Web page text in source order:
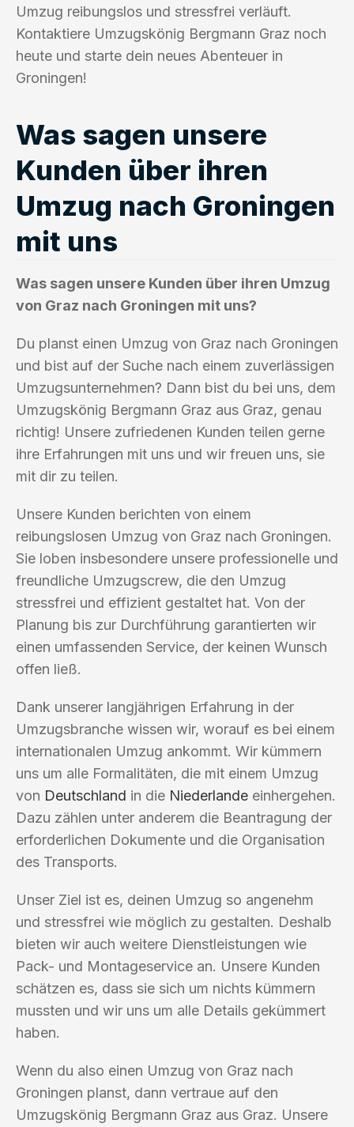
Umzug reibungslos und stressfrei verläuft.
Kontaktiere Umzugskönig Bergmann Graz noch
heute und starte dein neues Abenteuer in
Groningen!
Was sagen unsere
Kunden über ihren
Umzug nach Groningen
mit uns
Was sagen unsere Kunden über ihren Umzug
von Graz nach Groningen mit uns?
Du planst einen Umzug von Graz nach Groningen
und bist auf der Suche nach einem zuverlässigen
Umzugsunternehmen? Dann bist du bei uns, dem
Umzugskönig Bergmann Graz aus Graz, genau
richtig! Unsere zufriedenen Kunden teilen gerne
ihre Erfahrungen mit uns und wir freuen uns, sie
mit dir zu teilen.
Unsere Kunden berichten von einem
reibungslosen Umzug von Graz nach Groningen.
Sie loben insbesondere unsere professionelle und
freundliche Umzugscrew, die den Umzug
stressfrei und effizient gestaltet hat. Von der
Planung bis zur Durchführung garantierten wir
einen umfassenden Service, der keinen Wunsch
offen ließ.
Dank unserer langjährigen Erfahrung in der
Umzugsbranche wissen wir, worauf es bei einem
internationalen Umzug ankommt. Wir kümmern
uns um alle Formalitäten, die mit einem Umzug
von Deutschland in die Niederlande einhergehen.
Dazu zählen unter anderem die Beantragung der
erforderlichen Dokumente und die Organisation
des Transports.
Unser Ziel ist es, deinen Umzug so angenehm
und stressfrei wie möglich zu gestalten. Deshalb
bieten wir auch weitere Dienstleistungen wie
Pack- und Montageservice an. Unsere Kunden
schätzen es, dass sie sich um nichts kümmern
mussten und wir uns um alle Details gekümmert
haben.
Wenn du also einen Umzug von Graz nach
Groningen planst, dann vertraue auf den
Umzugskönig Bergmann Graz aus Graz. Unsere